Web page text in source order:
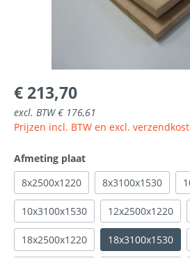
€ 213,70
excl. BTW € 176,61
Prijzen incl. BTW en excl.
Afmeting plaat
8x2500x1220
8x3100x1530
10x3100x1530 12x2500x1220
18x2500x1220 18x3100x1530